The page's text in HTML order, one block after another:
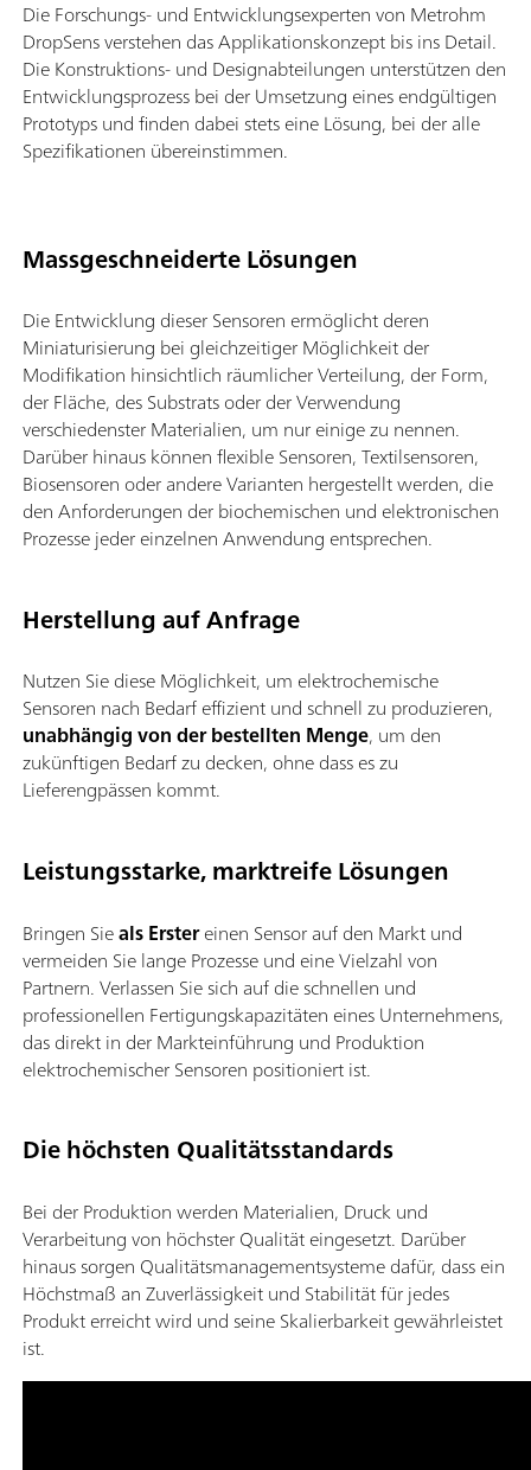
Die Forschungs- und Entwicklungsexperten von Metrohm
DropSens verstehen das Applikationskonzept bis ins Detail.
Die Konstruktions- und Designabteilungen unterstützen den
Entwicklungsprozess bei der Umsetzung eines endgültigen
Prototyps und finden dabei stets eine Lösung, bei der alle
Spezifikationen übereinstimmen.
Massgeschneiderte Lösungen
Die Entwicklung dieser Sensoren ermöglicht deren
Miniaturisierung bei gleichzeitiger Möglichkeit der
Modifikation hinsichtlich räumlicher Verteilung, der Form,
der Fläche, des Substrats oder der Verwendung
verschiedenster Materialien, um nur einige zu nennen.
Darüber hinaus können flexible Sensoren, Textilsensoren,
Biosensoren oder andere Varianten hergestellt werden, die
den Anforderungen der biochemischen und elektronischen
Prozesse jeder einzelnen Anwendung entsprechen.
Herstellung auf Anfrage
Nutzen Sie diese Möglichkeit, um elektrochemische
Sensoren nach Bedarf effizient und schnell zu produzieren,
unabhängig von der bestellten Menge, um den
zukünftigen Bedarf zu decken, ohne dass es zu
Lieferengpässen kommt.
Leistungsstarke, marktreife Lösungen
Bringen Sieals Erstereinen Sensor auf den Markt und
vermeiden Sie lange Prozesse und eine Vielzahl von
Partnern. Verlassen Sie sich auf die schnellen und
professionellen Fertigungskapazitäten eines Unternehmens,
das direkt in der Markteinführung und Produktion
elektrochemischer Sensoren positioniert ist.
Die höchsten Qualitätsstandards
Bei der Produktion werden Materialien, Druck und
Verarbeitung von höchster Qualität eingesetzt. Darüber
hinaus sorgen Qualitätsmanagementsysteme dafür, dass ein
Höchstmaß an Zuverlässigkeit und Stabilität für jedes
Produkt erreicht wird und seine Skalierbarkeit gewährleistet
ist.